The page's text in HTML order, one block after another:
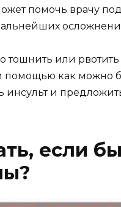
помочь врачу
тошнить или
как можно
инсульт и
если